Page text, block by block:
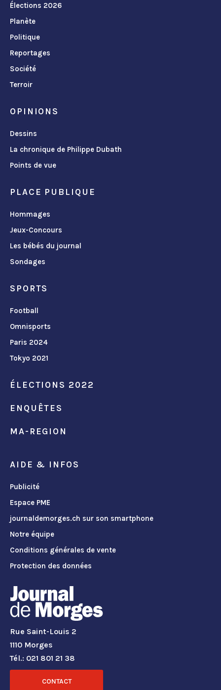
Élections 2026
Planète
Politique
Reportages
Société
Terroir
OPINIONS
Dessins
La chronique de Philippe Dubath
Points de vue
PLACE PUBLIQUE
Hommages
Jeux-Concours
Les bébés du journal
Sondages
SPORTS
Football
Omnisports
Paris 2024
Tokyo 2021
ÉLECTIONS 2022
ENQUÊTES
MA-REGION
AIDE & INFOS
Publicité
Espace PME
journaldemorges.ch sur son smartphone
Notre équipe
Conditions générales de vente
Protection des données
Rue Saint-Louis 2
1110 Morges
Tél.: 021 801 21 38
CONTACT